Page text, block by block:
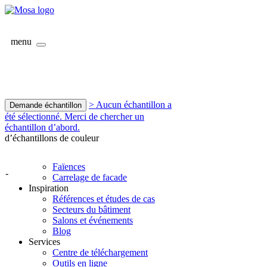
menu
Demande échantillon
> Aucun échantillon a
été sélectionné. Merci de chercher un
échantillon d’abord.
d’échantillons de couleur
-
Faïences
Carrelage de facade
Inspiration
Références et études de cas
Secteurs du bâtiment
Salons et événements
Blog
Services
Centre de téléchargement
Outils en ligne